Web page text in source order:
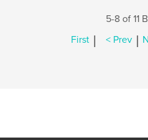
5-8 of 11
First | < Prev |